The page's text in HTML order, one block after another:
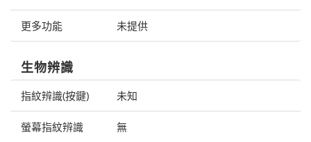
更多功能 未提供
生物辨識
指紋辨識(按鍵) 未知
螢幕指紋辨識 無